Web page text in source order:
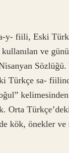
y- fiili, Eski
ve
sa-
Orta
önekler ve